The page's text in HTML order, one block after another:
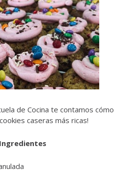
de Cocina te contamos cómo
caseras más ricas!
Ingredientes